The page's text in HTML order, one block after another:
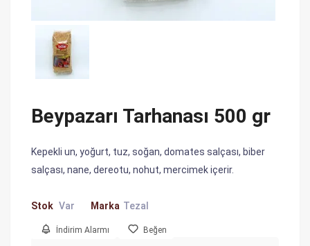
Beypazarı Tarhanası 500 gr
Kepekli un, yoğurt, tuz, soğan, domates salçası, biber
salçası, nane, dereotu, nohut, mercimek içerir.
Stok Var Marka Tezal
İndirim Alarmı Beğen